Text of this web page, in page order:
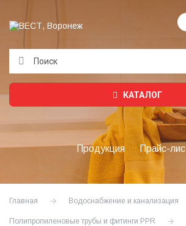
КАТАЛОГ
Продукция Прайс-
Главная Водоснабжение и канализация
Полипропиленовые трубы и фитинги PPR